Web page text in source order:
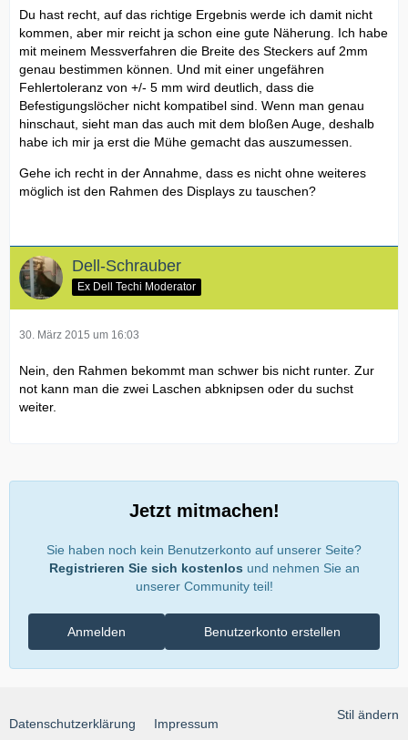
Du hast recht, auf das richtige Ergebnis werde ich damit nicht
kommen, aber mir reicht ja schon eine gute Näherung. Ich habe
mit meinem Messverfahren die Breite des Steckers auf 2mm
genau bestimmen können. Und mit einer ungefähren
Fehlertoleranz von +/- 5 mm wird deutlich, dass die
Befestigungslöcher nicht kompatibel sind. Wenn man genau
hinschaut, sieht man das auch mit dem bloßen Auge, deshalb
habe ich mir ja erst die Mühe gemacht das auszumessen.
Gehe ich recht in der Annahme, dass es nicht ohne weiteres
möglich ist den Rahmen des Displays zu tauschen?
Dell-Schrauber
Ex Dell Techi Moderator
30. März 2015 um 16:03
Nein, den Rahmen bekommt man schwer bis nicht runter. Zur
not kann man die zwei Laschen abknipsen oder du suchst
weiter.
Jetzt mitmachen!
Sie haben noch kein Benutzerkonto auf unserer Seite?
Registrieren Sie sich kostenlos und nehmen Sie an
unserer Community teil!
Benutzerkonto erstellen
Anmelden
Stil ändern
Datenschutzerklärung Impressum